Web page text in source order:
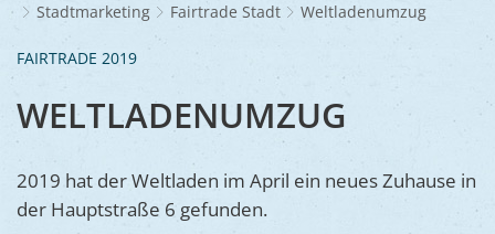
Friedhöfe
Ukraine
Bürger-
Wahlen
Schulen
Stadtmarketing
Fairtrade Stadt Weltladenumzug
FAIRTRADE 2019
WELTLADENUMZUG
2019 hat der Weltladen im April ein neues Zuhause in
der Hauptstraße 6 gefunden.